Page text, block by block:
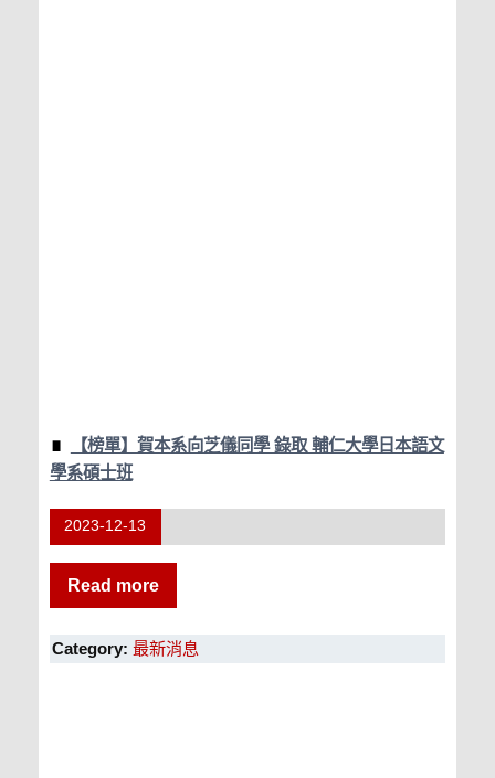
【榜單】賀本系向芝儀同學 錄取 輔仁大學日本語文
學系碩士班
2023-12-13
Read more
Category: 最新消息